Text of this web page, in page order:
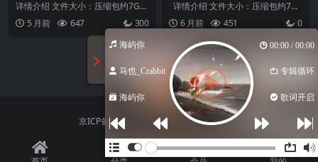
BOSS时间刷新修改+外网服务
端整理+一键虚拟机+服务端
+客户端+工具
详情介绍 文件大小：压缩包约7G
支持系统：win7、win10、win11
硬...5 月前 647 300
分享提供大家学习体验
详情介绍 文件大小：压缩包约7G
支持系统：win7、win10、...
6 月前 451 0
加载更多
Copyright © 2023
京ICP备000564号-1京公网安备 54489000
海屿你 00:00 / 00:00
马也_Crabbit 专辑循环
海屿你 歌词开启